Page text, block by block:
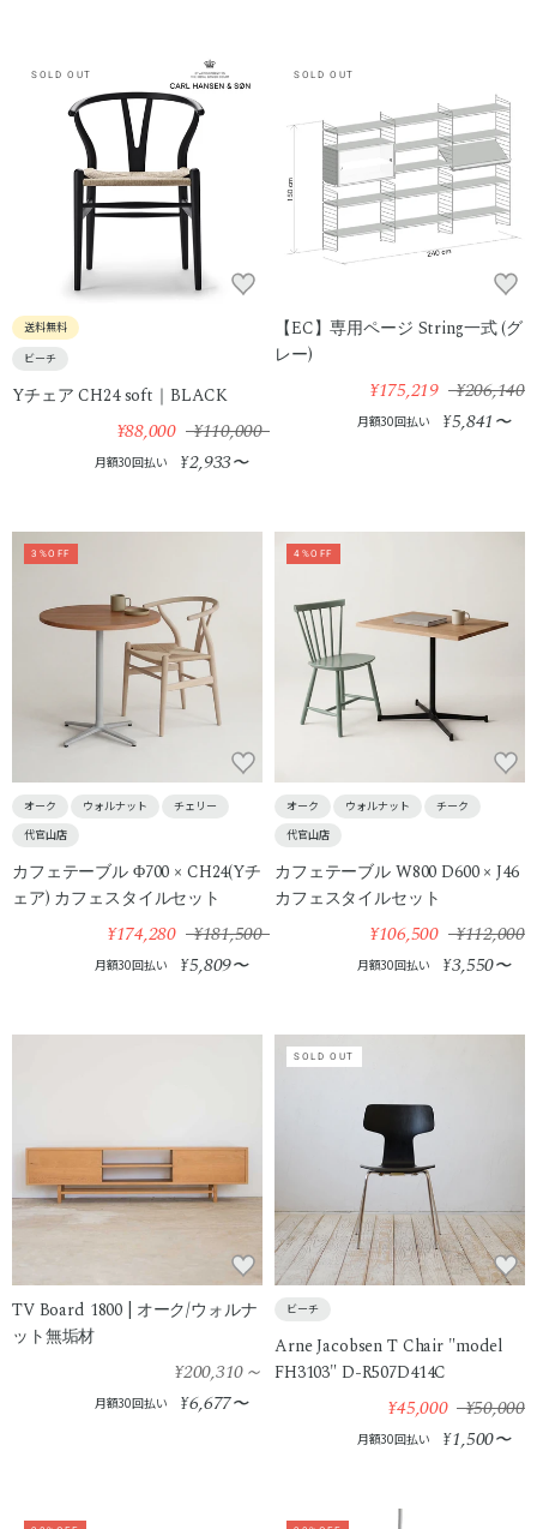
SOLD OUT
送料無料
ビーチ
Yチェア CH24 soft｜BLACK
¥88,000 ¥110,000
月額30回払い ¥2,933〜
SOLD OUT
【EC】専用ページ String一式 (グ
レー)
¥175,219 ¥206,140
月額30回払い ¥5,841〜
3%OFF
オーク ウォルナット
チェリー
代官山店
カフェテーブル Φ700 × CH24(Yチ
ェア) カフェスタイルセット
¥174,280 ¥181,500
月額30回払い ¥5,809〜
4%OFF
オーク ウォルナット
チーク
代官山店
カフェテーブル W800 D600 × J46
カフェスタイルセット
¥106,500 ¥112,000
月額30回払い ¥3,550〜
TV Board 1800 | オーク/ウォルナ
ット無垢材
¥200,310～
月額30回払い ¥6,677〜
SOLD OUT
ビーチ
Arne Jacobsen T Chair "model
FH3103" D-R507D414C
¥45,000 ¥50,000
月額30回払い ¥1,500〜